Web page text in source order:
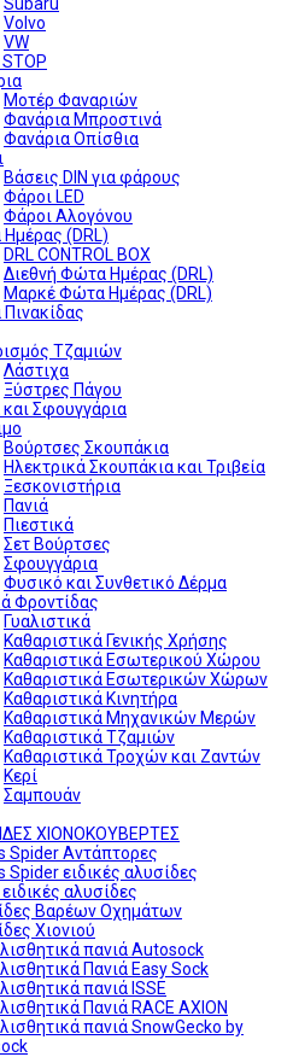
Volvo
VW
Μοτέρ Φαναριών
Φανάρια Μπροστινά
Φανάρια Οπίσθια
Βάσεις DIN για φάρους
Φάροι LED
Φάροι Αλογόνου
(DRL)
DRL CONTROL BOX
Διεθνή Φώτα Ημέρας (DRL)
Μαρκέ Φώτα Ημέρας (DRL)
Τζαμιών
Λάστιχα
Ξύστρες Πάγου
και Σφουγγάρια
Βούρτσες Σκουπάκια
Ηλεκτρικά Σκουπάκια και Τριβεία
Ξεσκονιστήρια
Πανιά
Πιεστικά
Σετ Βούρτσες
Σφουγγάρια
Φυσικό και Συνθετικό Δέρμα
Φροντίδας
Γυαλιστικά
Καθαριστικά Γενικής Χρήσης
Καθαριστικά Εσωτερικού Χώρου
Καθαριστικά Εσωτερικών Χώρων
Καθαριστικά Κινητήρα
Καθαριστικά Μηχανικών Μερών
Καθαριστικά Τζαμιών
Καθαριστικά Τροχών και Ζαντών
Κερί
Σαμπουάν
ΧΙΟΝΟΚΟΥΒΕΡΤΕΣ
Spider Αντάπτορες
Spider ειδικές αλυσίδες
αλυσίδες
Βαρέων Οχημάτων
Χιονιού
πανιά Autosock
Πανιά Easy Sock
πανιά ISSE
Πανιά RACE AXION
πανιά SnowGecko by